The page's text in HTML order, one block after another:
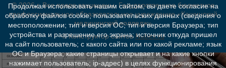
© 2026 г. Все права защищены. Государственное бюджетное
профессиональное образовательное учреждение «Кашинский
медицинский колледж»
© Конструктор сайтов Nubex.ru
Продолжая использовать нашим сайтом, вы даете согласие на
обработку файлов cookie, пользовательских данных (сведения о
местоположении; тип и версия ОС; тип и версия Браузера; тип
устройства и разрешение его экрана; источник откуда пришел
на сайт пользователь; с какого сайта или по какой рекламе; язык
ОС и Браузера; какие страницы открывает и на какие кнопки
нажимает пользователь; ip-адрес) в целях функционирования